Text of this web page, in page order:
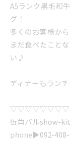
A5ランク黒毛和
グ！
多くのお客様か
まだ食べたこと
い♪
ディナーもラン
街角バルshow-
phone▶︎092-408-